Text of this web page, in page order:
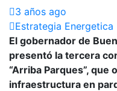
3 años ago
Estrategia Energetica
El gobernador de
presentó la tercera
“Arriba Parques”, que
infraestructura en